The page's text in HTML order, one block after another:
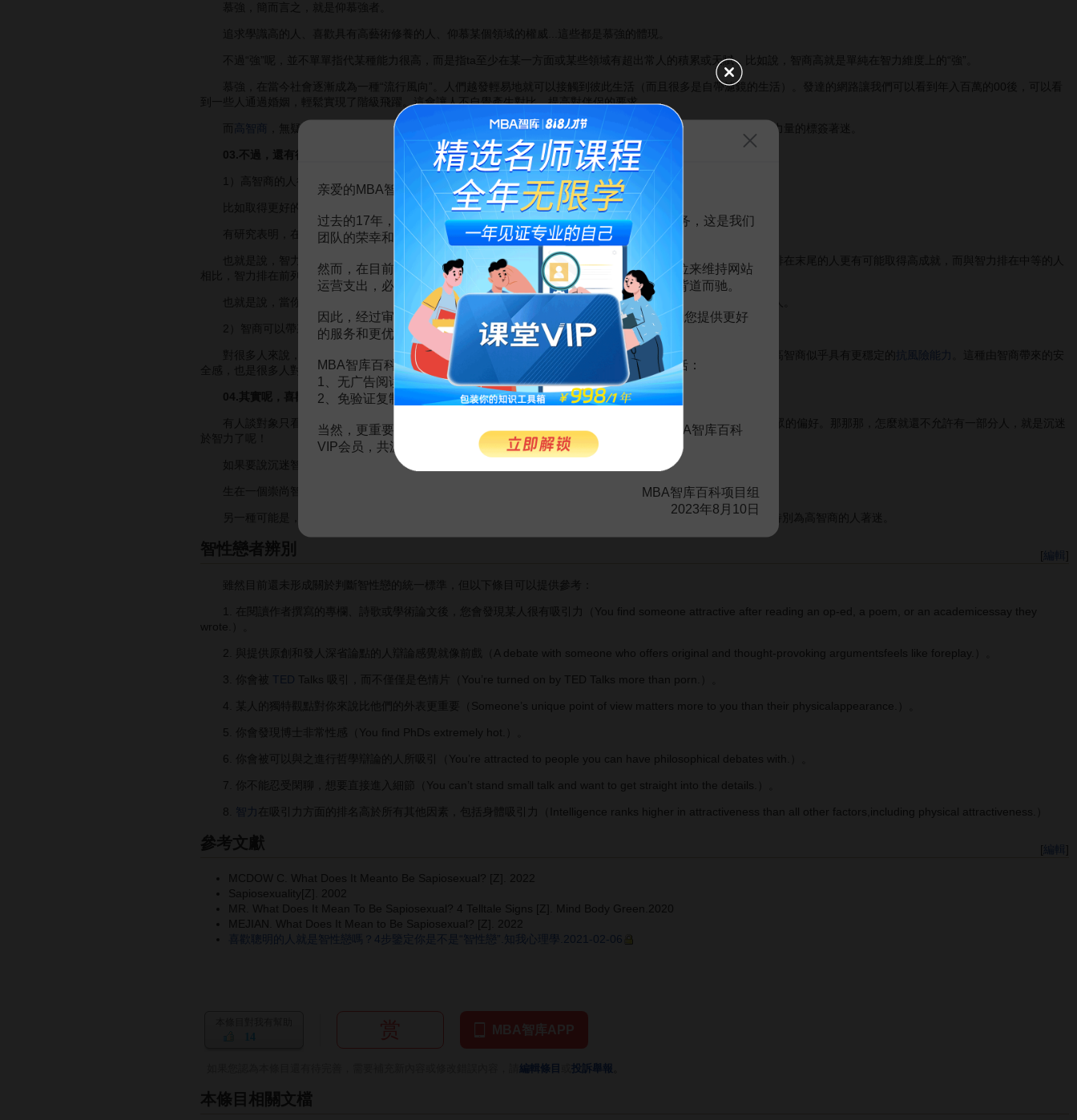
慕強，簡而言之，就是仰慕強者。
追求學識高的人、喜歡具有高藝術修養的人、仰慕某個領域的權威...這些都是慕強的體現。
不過“強”呢，並不單單指代某種能力很高，而是指ta至少在某一方面或某些領域有超出常人的積累或天賦，比如說，智商高就是單純在智力維度上的“強”。
慕強，在當今社會逐漸成為一種“流行風向”。人們越發輕易地就可以接觸到彼此生活（而且很多是自帶濾鏡的生活）。發達的網路讓我們可以看到年入百萬的00後，可以看
到一些人通過婚姻，輕鬆實現了階級飛躍。這會讓人不自覺產生對比，提高對伴侶的要求。
而 高智商 ，無疑是傳統認知中強者、優秀的代名詞。或許，很多人並不僅僅是在追求高智商，而是對一切體現著力量的標簽著迷。
03.不過，還有很多人喜歡的並不是智商本身,是它帶來的一系列 附加價值
1）高智商的人往往可以通過這個優勢，獲得更多成就和社會資源。
比如取得更好的成績、財富地位等，很多人追求高智商伴侶，看重的不是智商本身，而是它帶來的這一切。
有研究表明，在特定人群中的智力水平排名，與取得高社會成就的可能性呈指數型正相關。
也就是說，智力排名越高的人，取得高社會成就（比如讀到博士、高收入）的可能性越大。智力排在中等的人比排在末尾的人更有可能取得高成就，而與智力排在中等的人
相比，智力排在前列的人取得高成就的可能性會有特別顯著的提升（Robertson et al., 2010）。
也就是說，當你與智商排在前列的人交往時，你更可能提前碰上一個在日後擁有高學歷、高收入、高
2）智商可以帶來的附加價值，除了“功名利祿”，還有一種潛在的安全感。
對很多人來說，高智商意味著快速學習的能力、精通和頓悟某件事的能力、快速解決問題的能力，等等。所以，高智商似乎具有更穩定的 抗風險能力
。這種由智商帶來的安
全感，也是很多人對高智商偏愛的原因之一。
04.其實呢，喜歡智商只是眾多性偏好中的一種
有人談對象只看臉，有人特別喜歡手好看的，叫做手控，還有“音控”、“腳控”、“短髮控”等等，甚至還有更多更小眾的偏好。那那那，怎麼就還不允許有一部分人，就是沉迷
於智力了呢！
如果要說沉迷智力的原因，或許一定程度上與童年經歷有關。
生在一個崇尚智力的家庭，在孩子的心裡也會烙下智商至上的 ，併在長大後以這樣的要求去尋找伴侶。
另一種可能是，如果父母從小就罵孩子笨，那麼在ta長大後或許會把父母對自己的期望， 投射到未來伴侶身上，特別為高智商的人著迷。
[編輯
智性戀者辨別
雖然目前還未形成關於判斷智性戀的統一標準，但以下條目可以提供參考：
1. 在閱讀作者撰寫的專欄、詩歌或學術論文後，您會發現某人很有吸引力（You find someone attractive after reading an op-ed, a poem, or an academicessay they
wrote.）。
2. 與提供原創和發人深省論點的人辯論感覺就像前戲（A debate with someone who offers original and thought-provoking argumentsfeels like foreplay.）。
3. 你會被 TED Talks 吸引，而不僅僅是色情片（You’re turned on by TED Talks more than porn.）。
4. 某人的獨特觀點對你來說比他們的外表更重要（Someone’s unique point of view matters more to you than their physicalappearance.）。
5. 你會發現博士非常性感（You find PhDs extremely hot.）。
6. 你會被可以與之進行哲學辯論的人所吸引（You’re attracted to people you can have philosophical debates with.）。
7. 你不能忍受閑聊，想要直接進入細節（You can’t stand small talk and want to get straight into the details.）。
8. 智力 在吸引力方面的排名高於所有其他因素，包括身體吸引力（Intelligence ranks higher in attractiveness than all other factors,including physical attractiveness.）
[編輯
參考文獻
MCDOW C. What Does It Meanto Be Sapiosexual? [Z]. 2022
Sapiosexuality[Z]. 2002
MR. What Does It Mean To Be Sapiosexual? 4 Telltale Signs [Z]. Mind Body Green.2020
MEJIAN. What Does It Mean to Be Sapiosexual? [Z]. 2022
喜歡聰明的人就是智性戀嗎？4步鑒定你是不是“智性戀”.知我心理學.2021-02-06
14
編輯條目 投訴舉報
本條目相關文檔
告MBA智库百科用户的一封信
亲爱的MBA智库百科用户：
过去的17年，百科频道一直以免费公益的形式为大家提供知识服务，这是我们
团队的荣幸和骄傲。
然而，在目前越来越严峻的经营挑战下，单纯依靠不断增加广告位来维持网站
运营支出，必然会越来越影响您的使用体验，这也与我们的初衷背道而驰。
因此，经过审慎地考虑，我们决定推出VIP会员收费制度，以便为您提供更好
的服务和更优质的内容。
MBA智库百科VIP会员（9.9元 / 年， 点击开通 ），您的权益将包括：
1、无广告阅读；
2、免验证复制。
当然，更重要的是长期以来您对百科频道的支持。诚邀您加入MBA智库百科
VIP会员，共渡难关，共同见证彼此的成长和进步！
MBA智库百科项目组
2023年8月10日